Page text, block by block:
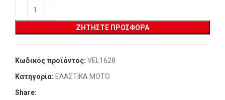
ΖΗΤΉΣΤΕ ΠΡΟΣΦΟΡΆ
Κωδικός προϊόντος: VEL1628
Κατηγορία: ΕΛΑΣΤΙΚΑ MOTO
Share: